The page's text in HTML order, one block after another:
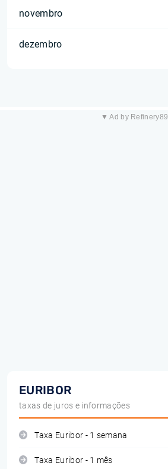
novembro
dezembro
▼ Ad by Refinery89
EURIBOR
taxas de juros e informações
Taxa Euribor - 1 semana
Taxa Euribor - 1 mês